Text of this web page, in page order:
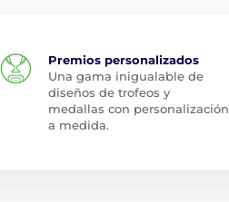
Premios personalizados
Una gama inigualable de
diseños de trofeos y
medallas con personalización
a medida.